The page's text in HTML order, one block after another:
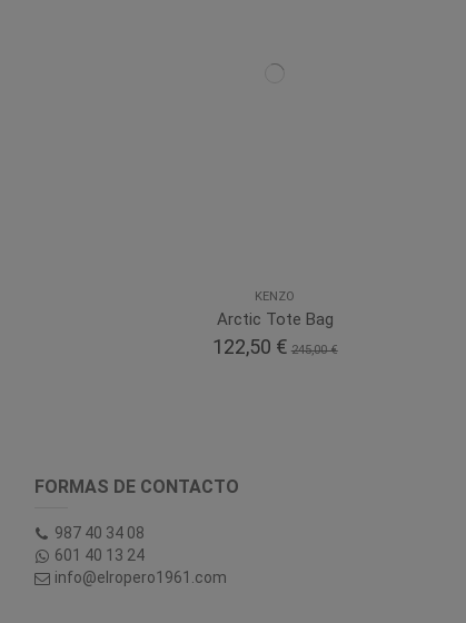
KENZO
Arctic Tote Bag
122,50 € 245,00 €
FORMAS DE CONTACTO
987 40 34 08
601 40 13 24
info@elropero1961.com